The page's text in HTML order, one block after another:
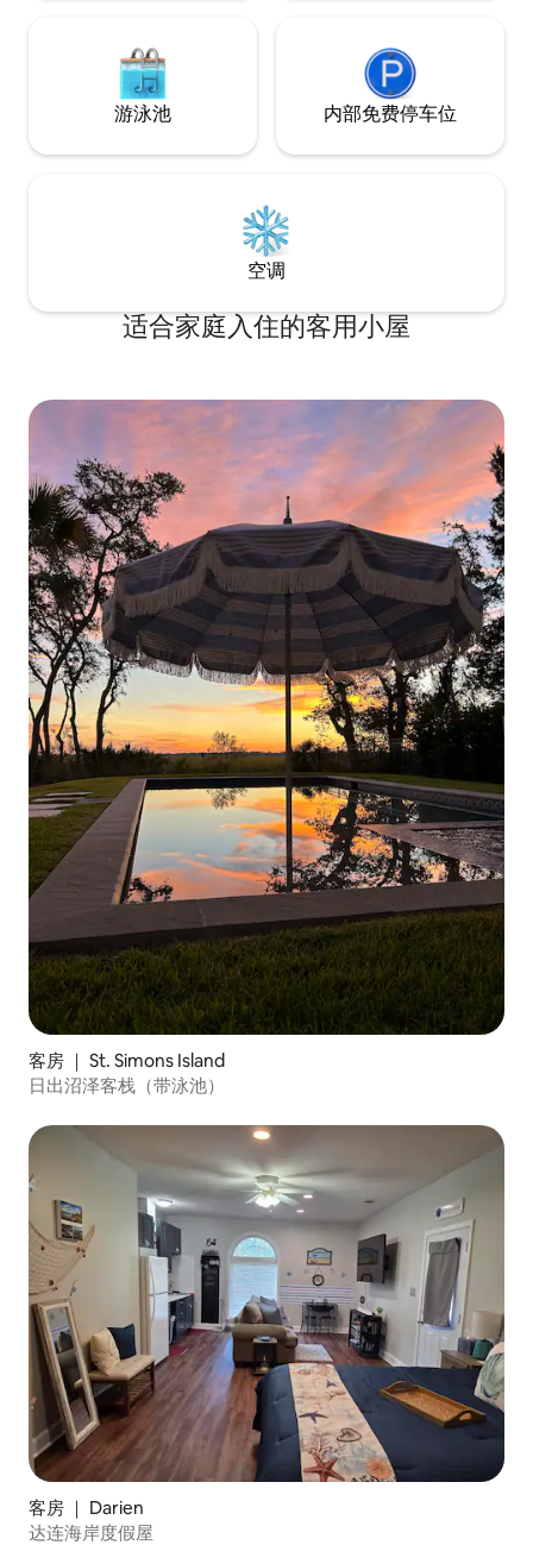
切。 在出发探索海岸之前，用Keurig咖啡
机冲泡的新鲜咖啡开启您的早晨，或享用
一杯浓郁的意式浓缩咖啡。 在探索黄金岛
的海滩、商店、海鲜餐厅和自然美景一整
天后，您可以在室外的共享篝火炉旁放松
（FLETC）前门和后门仅5分钟路程，是
FLETC详细教练、访客和承包商的绝佳选
多可供 2 位房客舒适入住 - 无障碍卫生间和
淋浴间 - 小厨房配备电磁炉、微波炉和迷
你冰箱 -提供Keurig咖啡机和浓缩咖啡机 -
作、放松还是海滨探险，这座舒适的
Golden Isles客房都能完美融合舒适、便利
和南方魅力。
游泳池 内部免费停车位
空调
适合家庭入住的客用小屋
客房 ｜ St. Simons Island
日出沼泽客栈（带泳池）
客房 ｜ Darien
达连海岸度假屋